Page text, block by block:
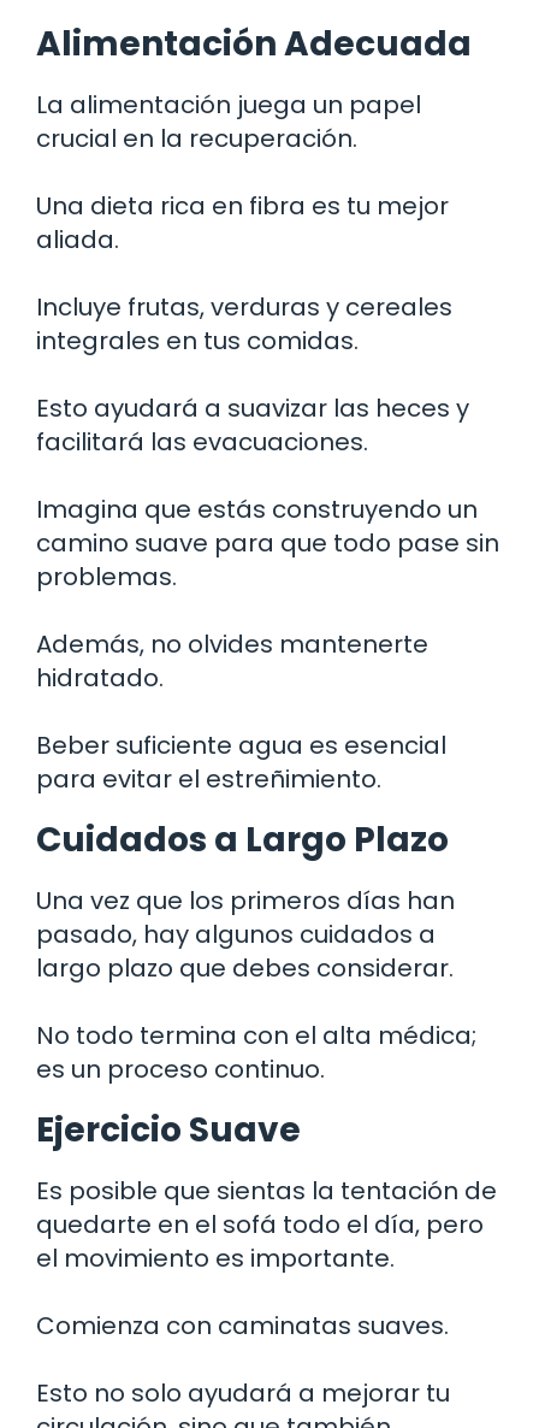
Alimentación Adecuada
La alimentación juega un papel
crucial en la recuperación.
Una dieta rica en fibra es tu mejor
aliada.
Incluye frutas, verduras y cereales
integrales en tus comidas.
Esto ayudará a suavizar las heces y
facilitará las evacuaciones.
Imagina que estás construyendo un
camino suave para que todo pase sin
problemas.
Además, no olvides mantenerte
hidratado.
Beber suficiente agua es esencial
para evitar el estreñimiento.
Cuidados a Largo Plazo
Una vez que los primeros días han
pasado, hay algunos cuidados a
largo plazo que debes considerar.
No todo termina con el alta médica;
es un proceso continuo.
Ejercicio Suave
Es posible que sientas la tentación de
quedarte en el sofá todo el día, pero
el movimiento es importante.
Comienza con caminatas suaves.
Esto no solo ayudará a mejorar tu